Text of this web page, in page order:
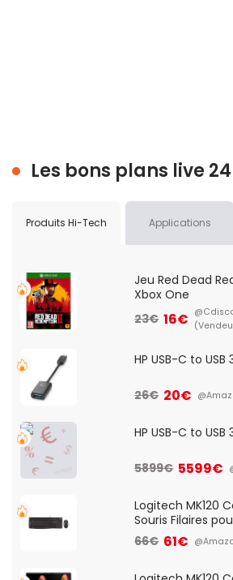
Les bons plans live
Produits Hi-Tech Applications
Jeu Red Dead
Xbox One
23€ 16€
HP USB-C to
26€ 20€
HP USB-C to
5899€ 5599€
Logitech MK120
Souris Filaires
Optique Filaire,
And Play,
66€ 61€